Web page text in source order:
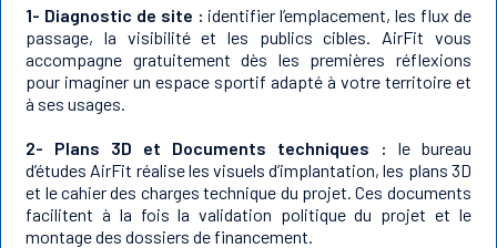
1- Diagnostic de site : identifier l’emplacement, les flux de
passage, la visibilité et les publics cibles. AirFit vous
accompagne gratuitement dès les premières réflexions
pour imaginer un espace sportif adapté à votre territoire et
à ses usages.
2- Plans 3D et Documents techniques : le bureau
d’études AirFit réalise les visuels d’implantation, les plans 3D
et le cahier des charges technique du projet. Ces documents
facilitent à la fois la validation politique du projet et le
montage des dossiers de financement.